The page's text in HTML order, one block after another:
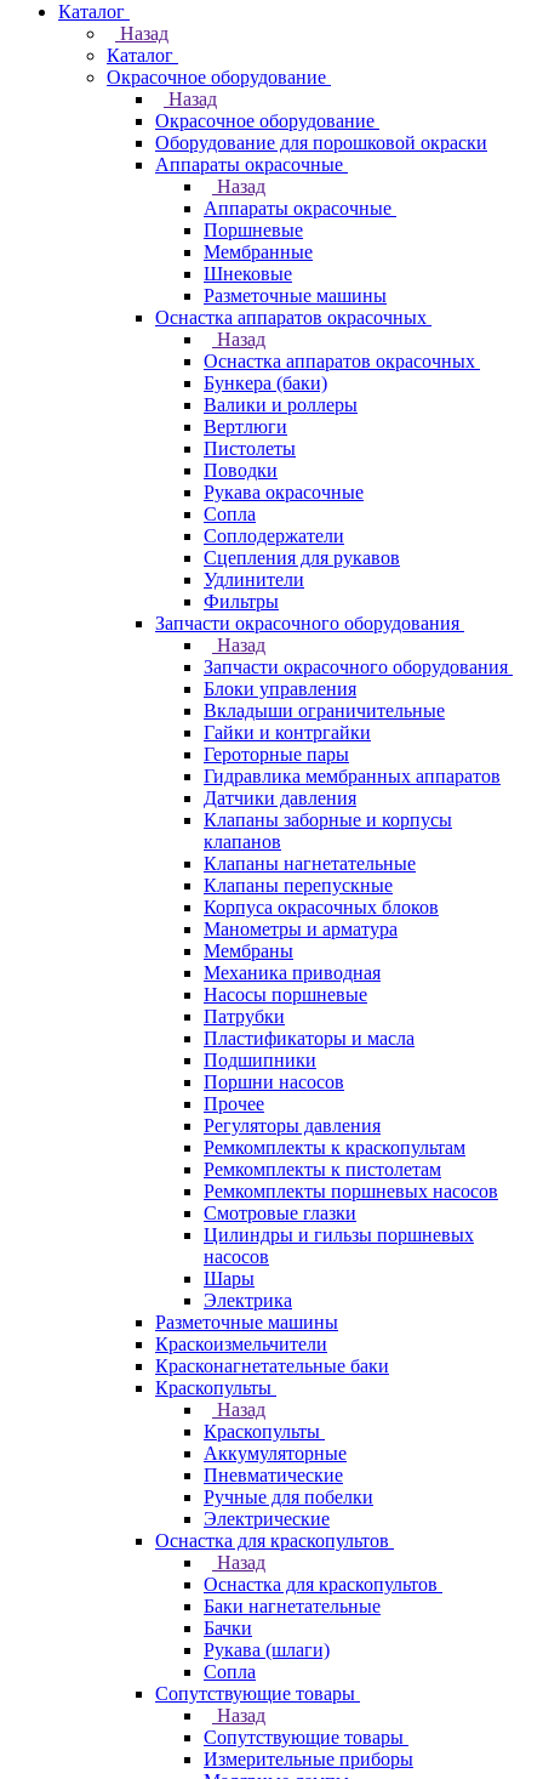
Каталог
Назад
Каталог
Окрасочное оборудование
Назад
Окрасочное оборудование
Оборудование для порошковой окраски
Аппараты окрасочные
Назад
Аппараты окрасочные
Поршневые
Мембранные
Шнековые
Разметочные машины
Оснастка аппаратов окрасочных
Назад
Оснастка аппаратов окрасочных
Бункера (баки)
Валики и роллеры
Вертлюги
Пистолеты
Поводки
Рукава окрасочные
Сопла
Соплодержатели
Сцепления для рукавов
Удлинители
Фильтры
Запчасти окрасочного оборудования
Назад
Запчасти окрасочного оборудования
Блоки управления
Вкладыши ограничительные
Гайки и контргайки
Героторные пары
Гидравлика мембранных аппаратов
Датчики давления
Клапаны заборные и корпусы
клапанов
Клапаны нагнетательные
Клапаны перепускные
Корпуса окрасочных блоков
Манометры и арматура
Мембраны
Механика приводная
Насосы поршневые
Патрубки
Пластификаторы и масла
Подшипники
Поршни насосов
Прочее
Регуляторы давления
Ремкомплекты к краскопультам
Ремкомплекты к пистолетам
Ремкомплекты поршневых насосов
Смотровые глазки
Цилиндры и гильзы поршневых
насосов
Шары
Электрика
Разметочные машины
Краскоизмельчители
Красконагнетательные баки
Краскопульты
Назад
Краскопульты
Аккумуляторные
Пневматические
Ручные для побелки
Электрические
Оснастка для краскопультов
Назад
Оснастка для краскопультов
Баки нагнетательные
Бачки
Рукава (шлаги)
Сопла
Сопутствующие товары
Назад
Сопутствующие товары
Измерительные приборы